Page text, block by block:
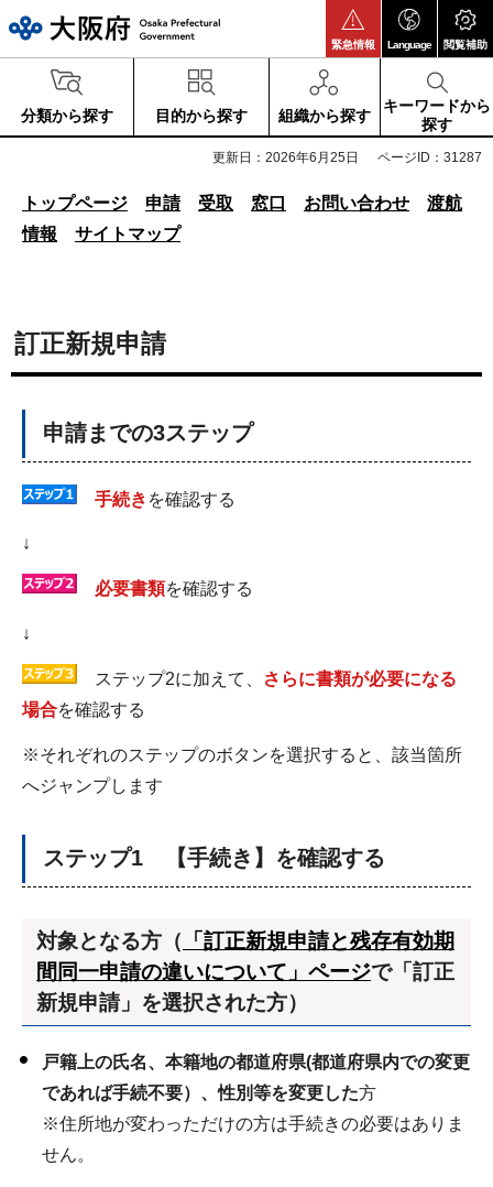
緊急情報 Language 閲覧補助
分類から探す 目的から探す 組織から探す
キーワードから
探す
更新日：2026年6月25日 ページID：31287
トップページ 申請 受取 窓口 お問い合わせ
渡航
情報
サイトマップ
訂正新規申請
申請までの3ステップ
手続き を確認する
↓
必要書類を確認する
↓
ステップ2に加えて、
さらに書類が必要になる
場合を確認する
※それぞれのステップのボタンを選択すると、該当箇所
へジャンプします
ステップ1 【手続き】を確認する
対象となる方（ 「訂正新規申請と残存有効期
間同一申請の違いについて」ページで「訂正
新規申請」を選択された方）
戸籍上の氏名、本籍地の都道府県(都道府県内での変更
であれば手続不要）、性別等を変更した方
※住所地が変わっただけの方は手続きの必要はありま
せん。